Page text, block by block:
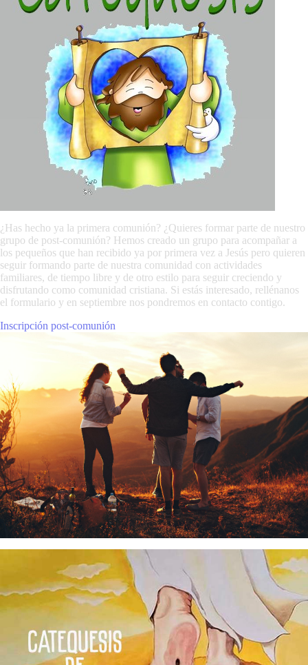
¿Has hecho ya la primera comunión? ¿Quieres formar parte de nuestro
grupo de post-comunión? Hemos creado un grupo para acompañar a
los pequeños que han recibido ya por primera vez a Jesús pero quieren
seguir formando parte de nuestra comunidad con actividades
familiares, de tiempo libre y de otro estilo para seguir creciendo y
disfrutando como comunidad cristiana. Si estás interesado, rellénanos
el formulario y en septiembre nos pondremos en contacto contigo.
Inscripción post-comunión